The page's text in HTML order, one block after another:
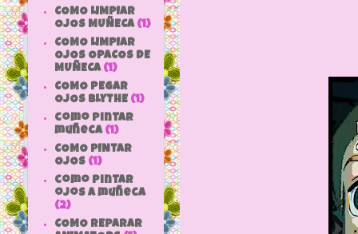
COMO LIMPIAR
OJOS MUÑECA (1)
COMO LIMPIAR
OJOS OPACOS DE
MUÑECA (1)
COMO PEGAR
OJOS BLYTHE (1)
como pintar
muñeca (1)
COMO PINTAR
OJOS (1)
como pintar
ojos a muñeca
(2)
COMO REPARAR